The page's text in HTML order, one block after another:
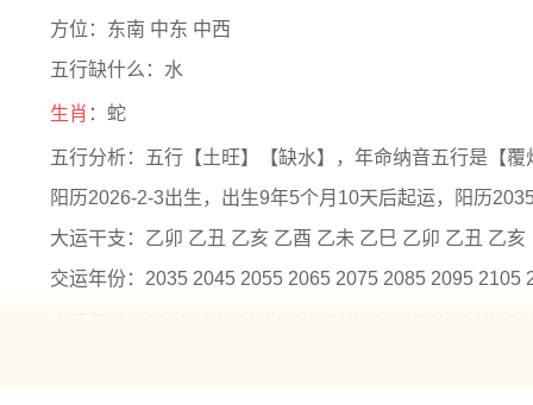
方位：东南 中东 中西
五行缺什么：水
生肖 ：蛇
五行分析：五行【土旺】【缺水】，年命纳音五行是【
阳历2026-2-3出生，出生9年5个月10天后起运，阳历
大运干支：乙卯 乙丑 乙亥 乙酉 乙未 乙巳 乙卯 乙丑 乙亥
交运年份：2035 2045 2055 2065 2075 2085 2095 2105